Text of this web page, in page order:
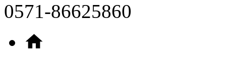
0571-86625860